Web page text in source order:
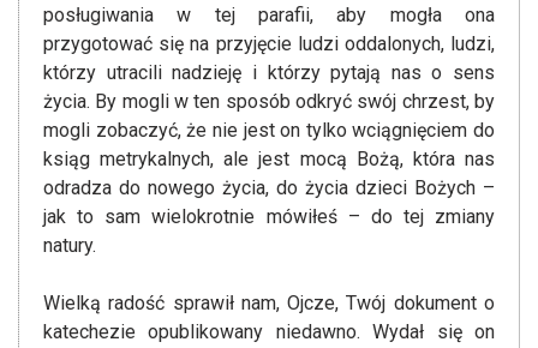
posługiwania w tej parafii, aby mogła ona
przygotować się na przyjęcie ludzi oddalonych, ludzi,
którzy utracili nadzieję i którzy pytają nas o sens
życia. By mogli w ten sposób odkryć swój chrzest, by
mogli zobaczyć, że nie jest on tylko wciągnięciem do
ksiąg metrykalnych, ale jest mocą Bożą, która nas
odradza do nowego życia, do życia dzieci Bożych –
jak to sam wielokrotnie mówiłeś – do tej zmiany
natury.
Wielką radość sprawił nam, Ojcze, Twój dokument o
katechezie opublikowany niedawno. Wydał się on